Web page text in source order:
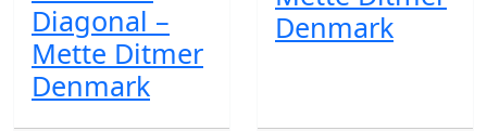
Diagonal –
Mette Ditmer
Denmark
Denmark